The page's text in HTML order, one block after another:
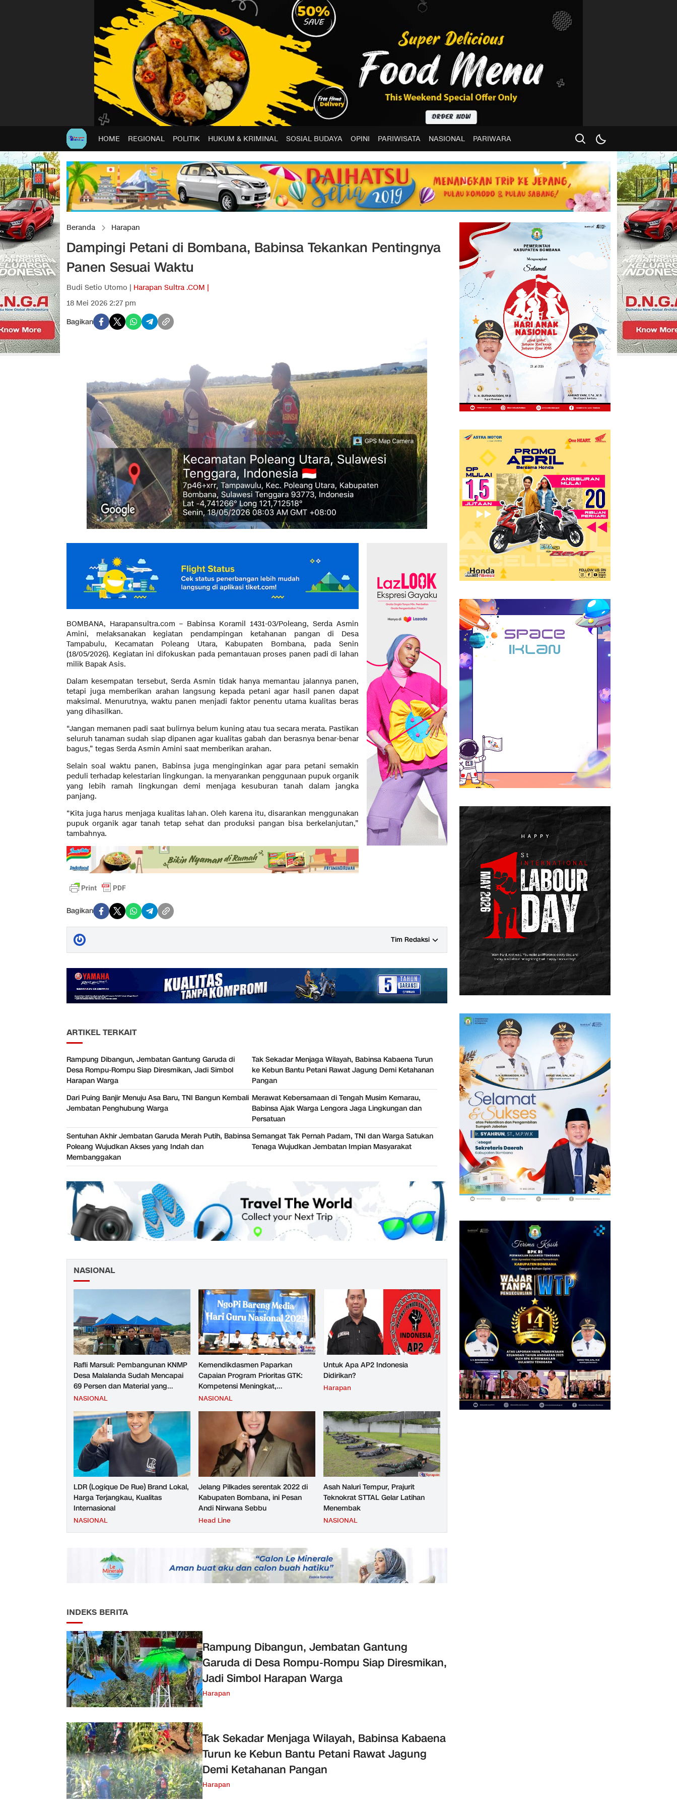
HOME REGIONAL POLITIK HUKUM & KRIMINAL SOSIAL BUDAYA OPINI PARIWISATA NASIONAL PARIWARA
Beranda Harapan
Dampingi Petani di Bombana, Babinsa Tekankan Pentingnya
Panen Sesuai Waktu
Budi Setio Utomo | Harapan Sultra .COM |
18 Mei 2026 2:27 pm
Bagikan
BOMBANA, Harapansultra.com – Babinsa Koramil 1431-03/Poleang, Serda Asmin
Amini, melaksanakan kegiatan pendampingan ketahanan pangan di Desa
Tampabulu, Kecamatan Poleang Utara, Kabupaten Bombana, pada Senin
(18/05/2026). Kegiatan ini difokuskan pada pemantauan proses panen padi di lahan
milik Bapak Asis.
Dalam kesempatan tersebut, Serda Asmin tidak hanya memantau jalannya panen,
tetapi juga memberikan arahan langsung kepada petani agar hasil panen dapat
maksimal. Menurutnya, waktu panen menjadi faktor penentu utama kualitas beras
yang dihasilkan.
“Jangan memanen padi saat bulirnya belum kuning atau tua secara merata. Pastikan
seluruh tanaman sudah siap dipanen agar kualitas gabah dan berasnya benar-benar
bagus,” tegas Serda Asmin Amini saat memberikan arahan.
Selain soal waktu panen, Babinsa juga menginginkan agar para petani semakin
peduli terhadap kelestarian lingkungan. Ia menyarankan penggunaan pupuk organik
yang lebih ramah lingkungan demi menjaga kesuburan tanah dalam jangka
panjang.
“Kita juga harus menjaga kualitas lahan. Oleh karena itu, disarankan menggunakan
pupuk organik agar tanah tetap sehat dan produksi pangan bisa berkelanjutan,”
tambahnya.
Bagikan
Tim Redaksi
ARTIKEL TERKAIT
Rampung Dibangun, Jembatan Gantung Garuda di
Desa Rompu-Rompu Siap Diresmikan, Jadi Simbol
Harapan Warga
Tak Sekadar Menjaga Wilayah, Babinsa Kabaena Turun
ke Kebun Bantu Petani Rawat Jagung Demi Ketahanan
Pangan
Dari Puing Banjir Menuju Asa Baru, TNI Bangun Kembali
Jembatan Penghubung Warga
Merawat Kebersamaan di Tengah Musim Kemarau,
Babinsa Ajak Warga Lengora Jaga Lingkungan dan
Persatuan
Sentuhan Akhir Jembatan Garuda Merah Putih, Babinsa
Poleang Wujudkan Akses yang Indah dan
Membanggakan
Semangat Tak Pernah Padam, TNI dan Warga Satukan
Tenaga Wujudkan Jembatan Impian Masyarakat
NASIONAL
Rafli Marsuli: Pembangunan KNMP
Desa Malalanda Sudah Mencapai
69 Persen dan Material yang
Digunakan Sudah Sesuai Hasil Uji
NASIONAL
Kemendikdasmen Paparkan
Capaian Program Prioritas GTK:
Kompetensi Meningkat,
Kesejahteraan Guru Kian Diperkuat
NASIONAL
Untuk Apa AP2 Indonesia
Didirikan?
Harapan
LDR (Logique De Rue) Brand Lokal,
Harga Terjangkau, Kualitas
Internasional
NASIONAL
Jelang Pilkades serentak 2022 di
Kabupaten Bombana, ini Pesan
Andi Nirwana Sebbu
Head Line
Asah Naluri Tempur, Prajurit
Teknokrat STTAL Gelar Latihan
Menembak
NASIONAL
INDEKS BERITA
Rampung Dibangun, Jembatan Gantung
Garuda di Desa Rompu-Rompu Siap Diresmikan,
Jadi Simbol Harapan Warga
Harapan
Tak Sekadar Menjaga Wilayah, Babinsa Kabaena
Turun ke Kebun Bantu Petani Rawat Jagung
Demi Ketahanan Pangan
Harapan